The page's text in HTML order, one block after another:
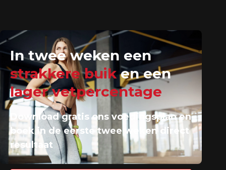
In twee weken een
strakkere buiken een
lager vetpercentage
Download gratis ons voedingsplan en
boek in de eerste twee weken direct
resultaat